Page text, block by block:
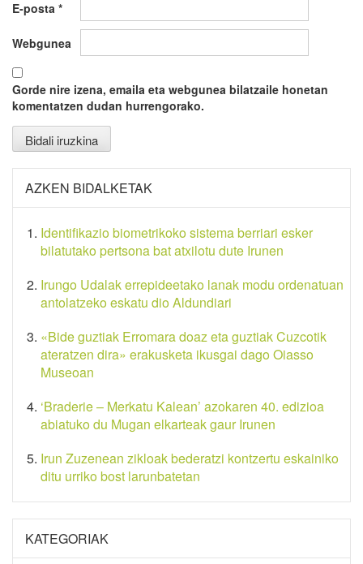
E-posta *
Webgunea
Gorde nire izena, emaila eta webgunea bilatzaile honetan
komentatzen dudan hurrengorako.
AZKEN BIDALKETAK
Identifikazio biometrikoko sistema berriari esker
bilatutako pertsona bat atxilotu dute Irunen
Irungo Udalak errepideetako lanak modu ordenatuan
antolatzeko eskatu dio Aldundiari
«Bide guztiak Erromara doaz eta guztiak Cuzcotik
ateratzen dira» erakusketa ikusgai dago Oiasso
Museoan
‘Braderie – Merkatu Kalean’ azokaren 40. edizioa
abiatuko du Mugan elkarteak gaur Irunen
Irun Zuzenean zikloak bederatzi kontzertu eskainiko
ditu urriko bost larunbatetan
KATEGORIAK